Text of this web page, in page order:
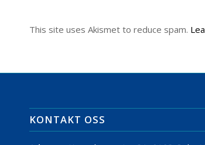
This site uses Akismet to reduce spam.
KONTAKT OSS